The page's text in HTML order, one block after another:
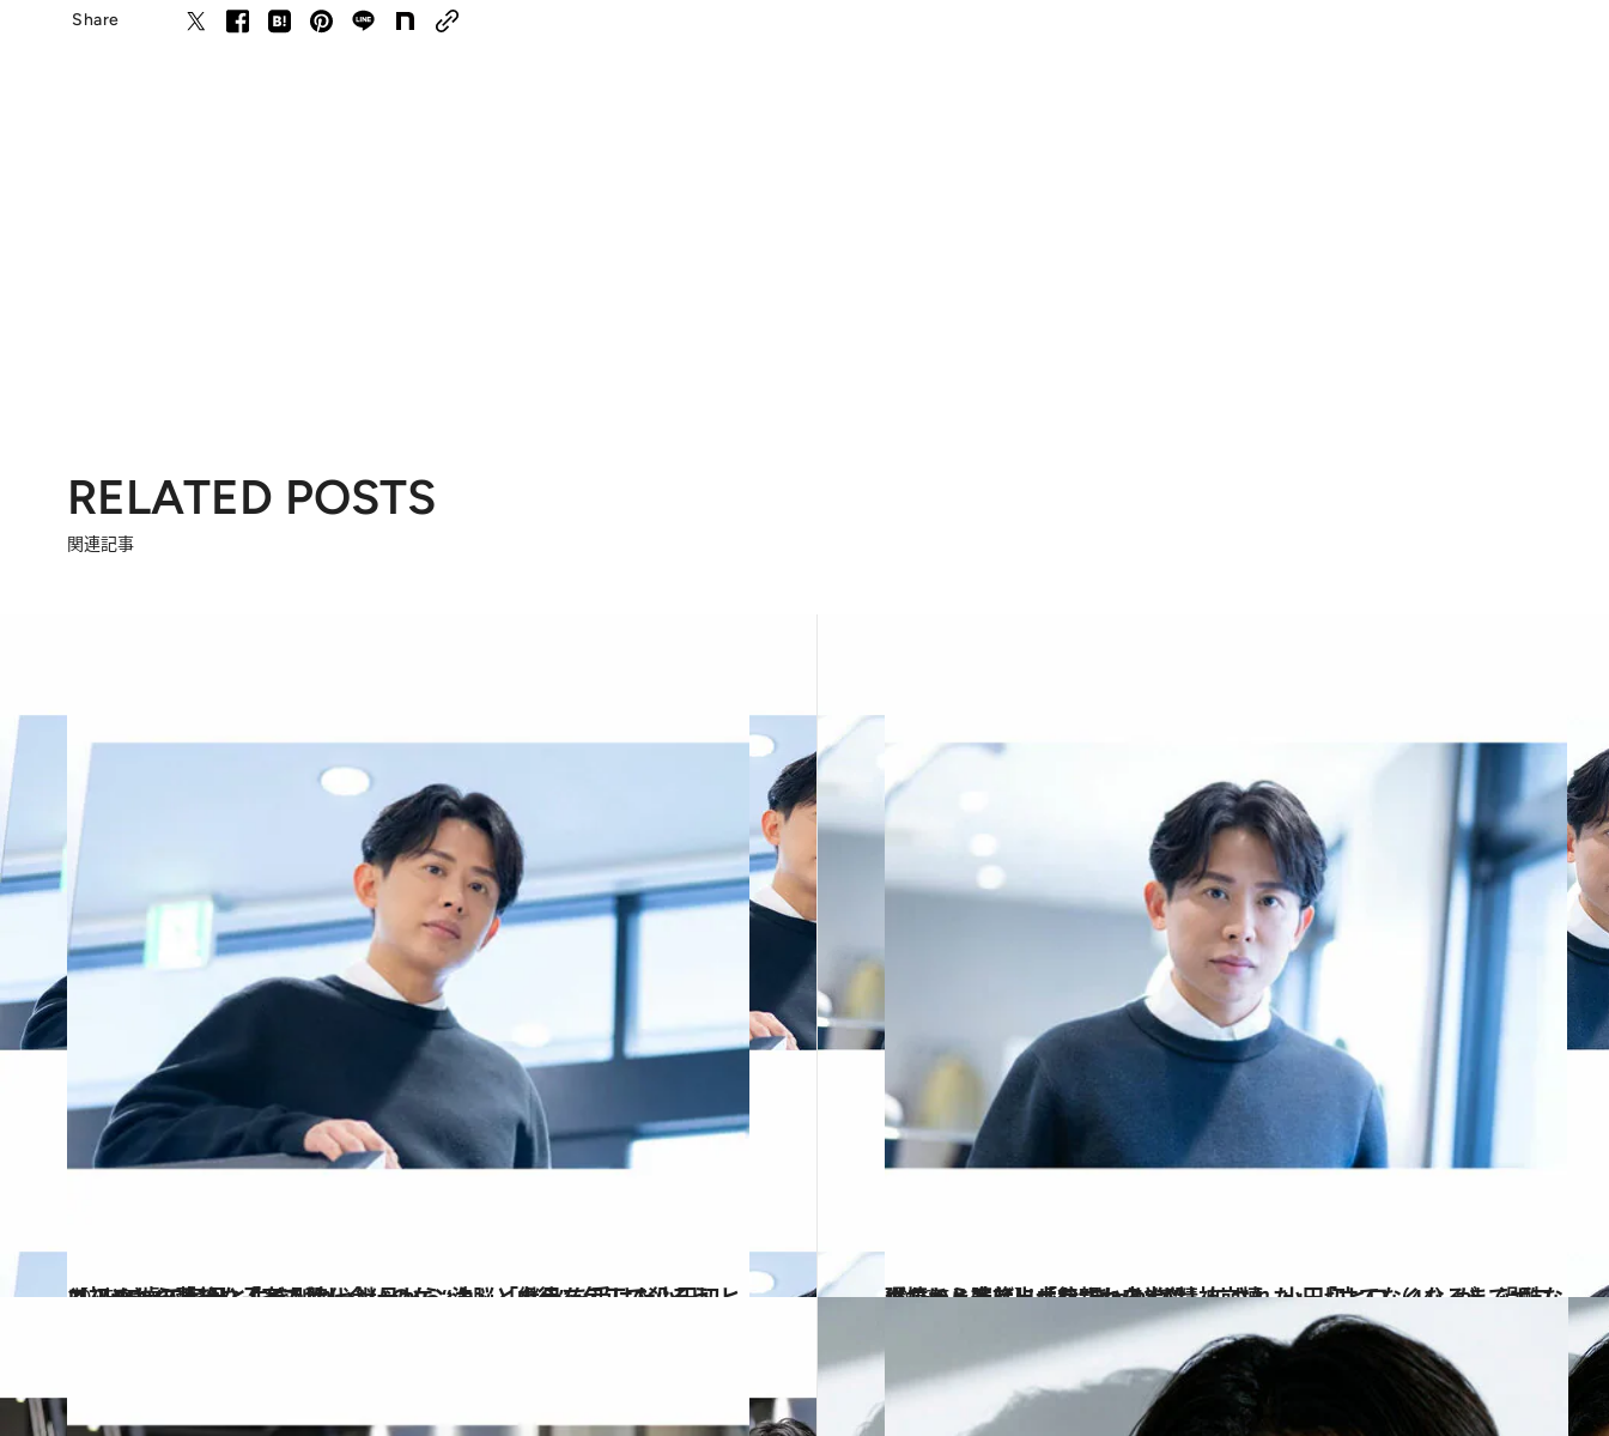
Share
RELATED POSTS
関連記事
2026.5.14
【初めから読む】「家で殺し合いのケンカ」「継母を包丁で殺そうと…」5歳で実母と生き別れ→継母から“洗脳と虐待”を受けた小田切ヒロ（44）の壮絶な子ども時代
カルチャー 2026.5.14
【もっと読む】「父親から半殺しにされた」「立てなくなるまでボコボコに」家族に虐待され中2で精神崩壊…小田切ヒロ（44）が、過酷な環境から逃げ出せた“きっかけ”
カルチャー